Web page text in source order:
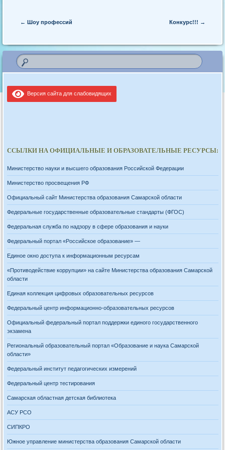
Post navigation
← Шоу профессий Конкурс!!! →
Версия сайта для слабовидящих
ССЫЛКИ НА ОФИЦИАЛЬНЫЕ И ОБРАЗОВАТЕЛЬНЫЕ РЕСУРСЫ:
Министерство науки и высшего образования Российской Федерации
Министерство просвещения РФ
Официальный сайт Министерства образования Самарской области
Федеральные государственные образовательные стандарты (ФГОС)
Федеральная служба по надзору в сфере образования и науки
Федеральный портал «Российское образование» —
Единое окно доступа к информационным ресурсам
«Противодействие коррупции» на сайте Министерства образования Самарской
области
Единая коллекция цифровых образовательных ресурсов
Федеральный центр информационно-образовательных ресурсов
Официальный федеральный портал поддержки единого государственного
экзамена
Региональный образовательный портал «Образование и наука Самарской
области»
Федеральный институт педагогических измерений
Федеральный центр тестирования
Самарская областная детская библиотека
АСУ РСО
СИПКРО
Южное управление министерства образования Самарской области